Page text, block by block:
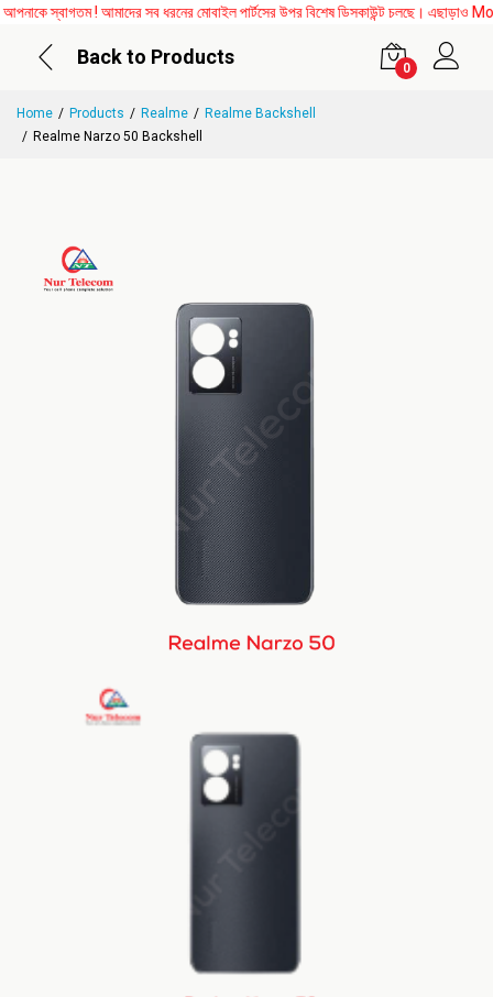
স্বাগতম ! আমাদের সব ধরনের মোবাইল পার্টসের উপর বিশেষ ডিসকাউন্ট চলছে। এছাড়াও
Back to Products
0
Home Products Realme
Realme Backshell
Realme Narzo 50 Backshell